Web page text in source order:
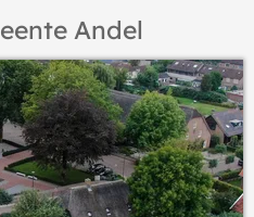
Andel